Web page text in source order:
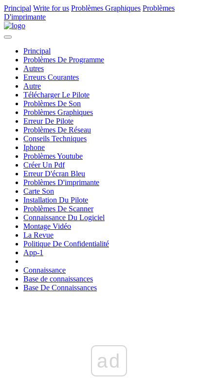
Principal Write for us Problèmes Graphiques Problèmes
D'imprimante
Principal
Problèmes De Programme
Autres
Erreurs Courantes
Autre
Télécharger Le Pilote
Problèmes De Son
Problèmes Graphiques
Erreur De Pilote
Problèmes De Réseau
Conseils Techniques
Iphone
Problèmes Youtube
Créer Un Pdf
Erreur D'écran Bleu
Problèmes D'imprimante
Carte Son
Installation Du Pilote
Problèmes De Scanner
Connaissance Du Logiciel
Montage Vidéo
La Revue
Politique De Confidentialité
App-1
Connaissance
Base de connaissances
Base De Connaissances
ad